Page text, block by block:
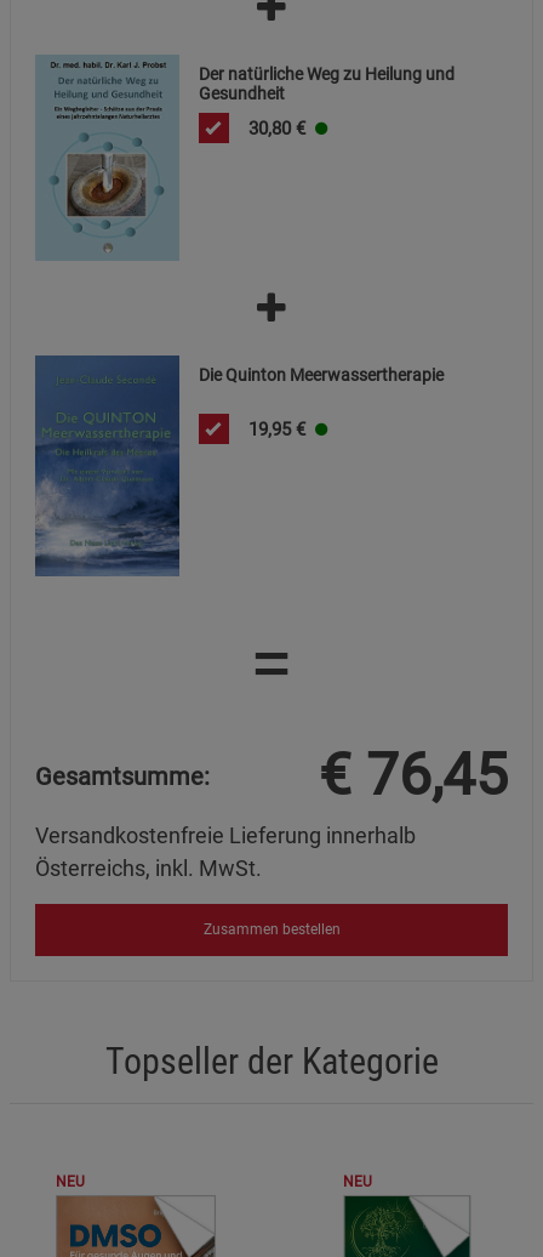
Der natürliche Weg zu Heilung und
Gesundheit
30,80 €
Die Quinton Meerwassertherapie
19,95 €
=
Gesamtsumme: € 76,45
Versandkostenfreie Lieferung innerhalb
Österreichs, inkl. MwSt.
Zusammen bestellen
Topseller der Kategorie
NEU NEU
Marketing Cookies (3)
Beschreibung Marketing Cookies
Cookie-Informationen anzeigen